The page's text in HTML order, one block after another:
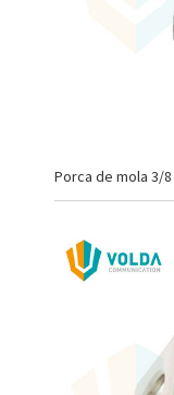
Porca de mola 3/